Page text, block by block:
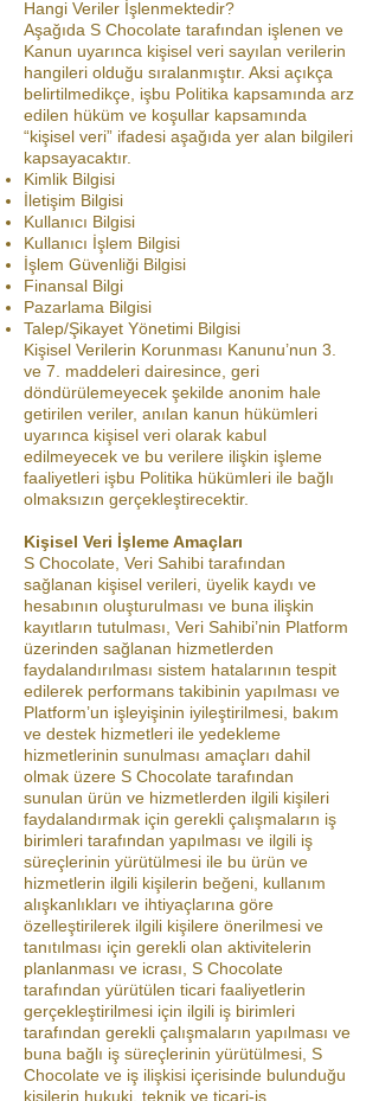
Hangi Veriler İşlenmektedir?
Aşağıda S Chocolate tarafından işlenen ve
Kanun uyarınca kişisel veri sayılan verilerin
hangileri olduğu sıralanmıştır. Aksi açıkça
belirtilmedikçe, işbu Politika kapsamında arz
edilen hüküm ve koşullar kapsamında
“kişisel veri” ifadesi aşağıda yer alan bilgileri
kapsayacaktır.
Kimlik Bilgisi
İletişim Bilgisi
Kullanıcı Bilgisi
Kullanıcı İşlem Bilgisi
İşlem Güvenliği Bilgisi
Finansal Bilgi
Pazarlama Bilgisi
Talep/Şikayet Yönetimi Bilgisi
Kişisel Verilerin Korunması Kanunu’nun 3.
ve 7. maddeleri dairesince, geri
döndürülemeyecek şekilde anonim hale
getirilen veriler, anılan kanun hükümleri
uyarınca kişisel veri olarak kabul
edilmeyecek ve bu verilere ilişkin işleme
faaliyetleri işbu Politika hükümleri ile bağlı
olmaksızın gerçekleştirecektir.
Kişisel Veri İşleme Amaçları
S Chocolate, Veri Sahibi tarafından
sağlanan kişisel verileri, üyelik kaydı ve
hesabının oluşturulması ve buna ilişkin
kayıtların tutulması, Veri Sahibi’nin Platform
üzerinden sağlanan hizmetlerden
faydalandırılması sistem hatalarının tespit
edilerek performans takibinin yapılması ve
Platform’un işleyişinin iyileştirilmesi, bakım
ve destek hizmetleri ile yedekleme
hizmetlerinin sunulması amaçları dahil
olmak üzere S Chocolate tarafından
sunulan ürün ve hizmetlerden ilgili kişileri
faydalandırmak için gerekli çalışmaların iş
birimleri tarafından yapılması ve ilgili iş
süreçlerinin yürütülmesi ile bu ürün ve
hizmetlerin ilgili kişilerin beğeni, kullanım
alışkanlıkları ve ihtiyaçlarına göre
özelleştirilerek ilgili kişilere önerilmesi ve
tanıtılması için gerekli olan aktivitelerin
planlanması ve icrası, S Chocolate
tarafından yürütülen ticari faaliyetlerin
gerçekleştirilmesi için ilgili iş birimleri
tarafından gerekli çalışmaların yapılması ve
buna bağlı iş süreçlerinin yürütülmesi, S
Chocolate ve iş ilişkisi içerisinde bulunduğu
kişilerin hukuki, teknik ve ticari-iş